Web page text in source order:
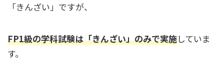
「きんざい」ですが、
FP1級の学科試験は「きんざい」のみで実施していま
す。